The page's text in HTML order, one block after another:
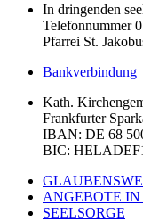
In dringenden
Telefonnummer
Pfarrei St.
Bankverbindung
Kath.
Frankfurter
IBAN: DE 68
BIC:
ANGEBOTE
SEELSORGE